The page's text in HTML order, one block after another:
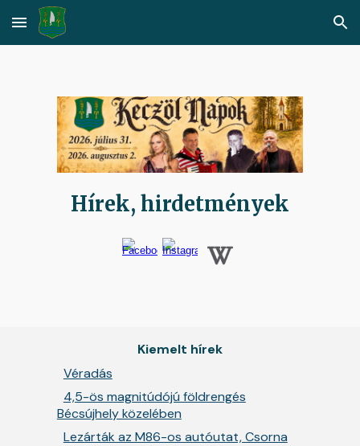
Skip to main content Skip to navigation
Hírek, hirdetmények
Kiemelt hírek
Véradás
4,5-ös magnitúdójú földrengés
Bécsújhely közelében
Lezárták az M86-os autóutat, Csorna